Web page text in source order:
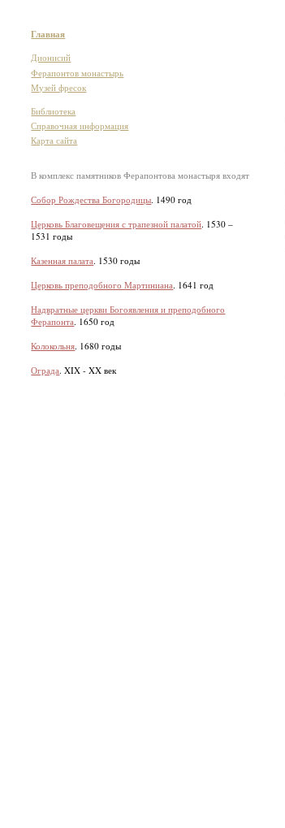
Главная
Дионисий
Ферапонтов монастырь
Музей фресок
Библиотека
Справочная информация
Карта сайта
В комплекс памятников Ферапонтова монастыря входят
Собор Рождества Богородицы. 1490 год
Церковь Благовещения с трапезной палатой. 1530 –
1531 годы
Казенная палата. 1530 годы
Церковь преподобного Мартиниана. 1641 год
Надвратные церкви Богоявления и преподобного
Ферапонта. 1650 год
Колокольня. 1680 годы
Ограда. XIX - XX век